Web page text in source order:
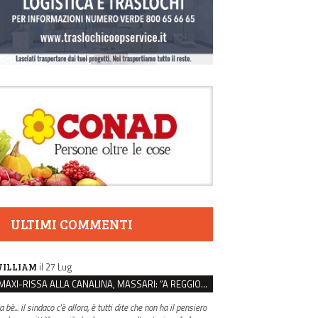
ULTIMI COMMENTI
il 27 Lug
MAXI-RISSA ALLA CANALINA, MASSARI: “A REGGIO FATTI COSÌ GRAVI NON DEVONO TROVARE SPAZIO”
bè... il sindaco c'è allora, è tutti dite che non ha il pensiero